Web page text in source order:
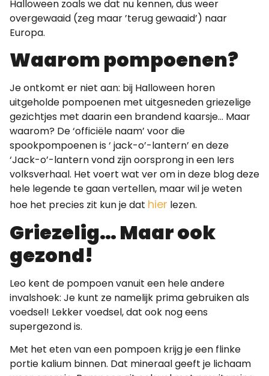
Halloween zoals we dat nu kennen, dus weer
overgewaaid (zeg maar ’terug gewaaid’) naar
Europa.
Waarom pompoenen?
Je ontkomt er niet aan: bij Halloween horen
uitgeholde pompoenen met uitgesneden griezelige
gezichtjes met daarin een brandend kaarsje… Maar
waarom? De ‘officiële naam’ voor die
spookpompoenen is ‘ jack-o’-lantern’ en deze
‘Jack-o’-lantern vond zijn oorsprong in een Iers
volksverhaal. Het voert wat ver om in deze blog deze
hele legende te gaan vertellen, maar wil je weten
hoe het precies zit kun je dat hier lezen.
Griezelig… Maar ook
gezond!
Leo kent de pompoen vanuit een hele andere
invalshoek: Je kunt ze namelijk prima gebruiken als
voedsel! Lekker voedsel, dat ook nog eens
supergezond is.
Met het eten van een pompoen krijg je een flinke
portie kalium binnen. Dat mineraal geeft je lichaam